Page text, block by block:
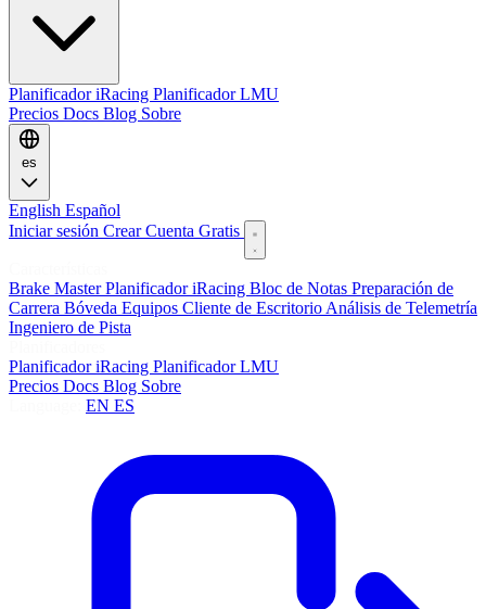
Planificador iRacing Planificador LMU
Precios Docs Blog Sobre
es
English Español
Iniciar sesión Crear Cuenta Gratis
Brake MasterPlanificador iRacing Bloc de Notas Preparación de
Carrera Bóveda Equipos Cliente de Escritorio Análisis de Telemetría
Ingeniero de Pista
Planificador iRacing Planificador LMU
Precios Docs Blog Sobre
EN ES